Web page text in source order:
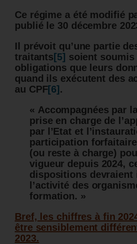
Ce régime a été modifié
publié le 30 décembre
Il prévoit qu’une partie
traitants [5] soient soumis
obligations que leurs
quand ils exécutent des
au CPF[6] .
« Accompagnées par
prise en charge de
par l’Etat et
participation
(ou reste à charge)
vigueur depuis 2024,
dispositions devraient
l’activité des
formation. »
Bref, les chiffres à fin
être sensiblement
2023.